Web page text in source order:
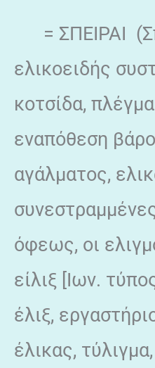
= ΣΠΕΙΡΑΙ
ελικοειδής
κοτσίδα,
εναπόθεση
αγάλματος,
όφεως, οι
είλιξ [Ιων.
έλιξ,
έλικας,